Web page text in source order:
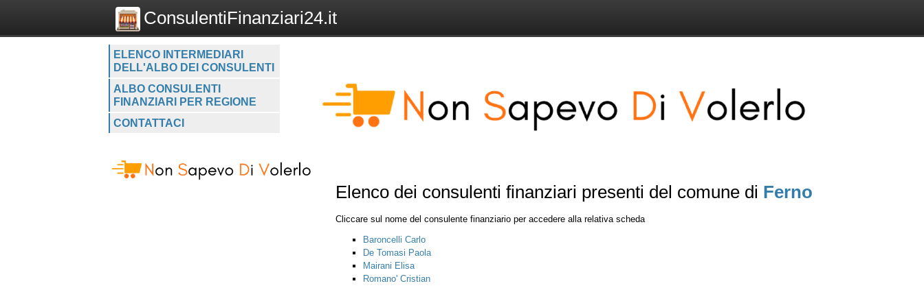
ConsulentiFinanziari24.it
ELENCO INTERMEDIARI
DELL'ALBO DEI CONSULENTI
ALBO CONSULENTI
FINANZIARI PER REGIONE
CONTATTACI
Elenco dei consulenti finanziari presenti del comune di Ferno
Cliccare sul nome del consulente finanziario per accedere alla relativa scheda
Baroncelli Carlo
De Tomasi Paola
Mairani Elisa
Romano' Cristian